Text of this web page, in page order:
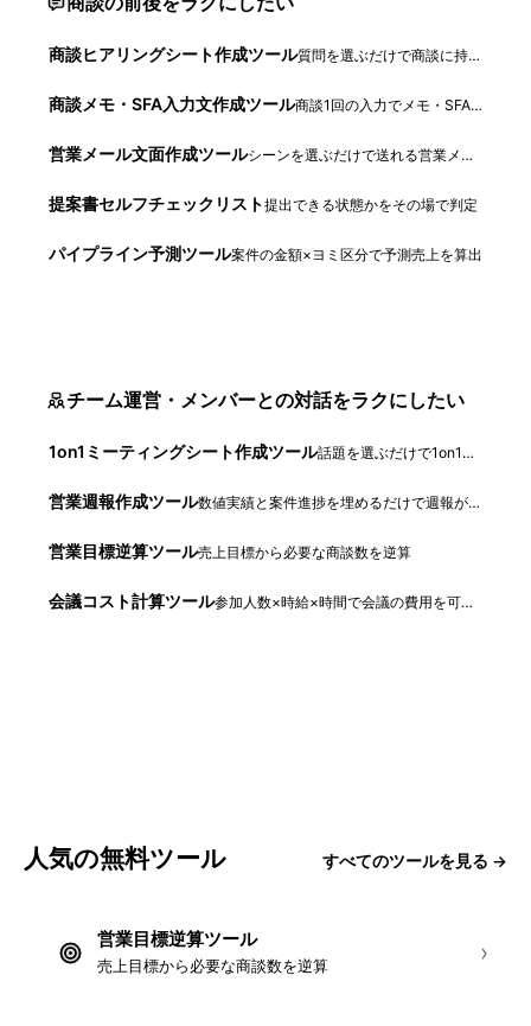
商談ヒアリングシート作成ツール 質問を選ぶだけで商談に持っていくシートが完成
商談メモ・SFA入力文作成ツール 商談1回の入力でメモ・SFA文・お礼メールを一括生成
営業メール文面作成ツール シーンを選ぶだけで送れる営業メール文面が完成
提案書セルフチェックリスト提出できる状態かをその場で判定
パイプライン予測ツール案件の金額×ヨミ区分で予測売上を算出
チーム運営・メンバーとの対話をラクにしたい
1on1ミーティングシート作成ツール 話題を選ぶだけで1on1のアジェンダと記録シートが完成
営業週報作成ツール 数値実績と案件進捗を埋めるだけで週報が完成
営業目標逆算ツール売上目標から必要な商談数を逆算
会議コスト計算ツール 参加人数×時給×時間で会議の費用を可視化
人気の無料ツール すべてのツールを見る →
営業目標逆算ツール
売上目標から必要な商談数を逆算 ›